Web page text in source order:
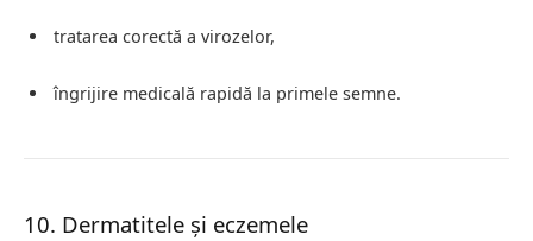
tratarea corectă a virozelor,
îngrijire medicală rapidă la primele semne.
10. Dermatitele și eczemele